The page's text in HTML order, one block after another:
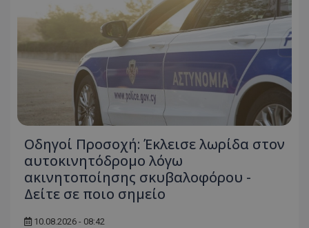
Οδηγοί Προσοχή: Έκλεισε λωρίδα στον
αυτοκινητόδρομο λόγω
ακινητοποίησης σκυβαλοφόρου -
Δείτε σε ποιο σημείο
10.08.2026 - 08:42